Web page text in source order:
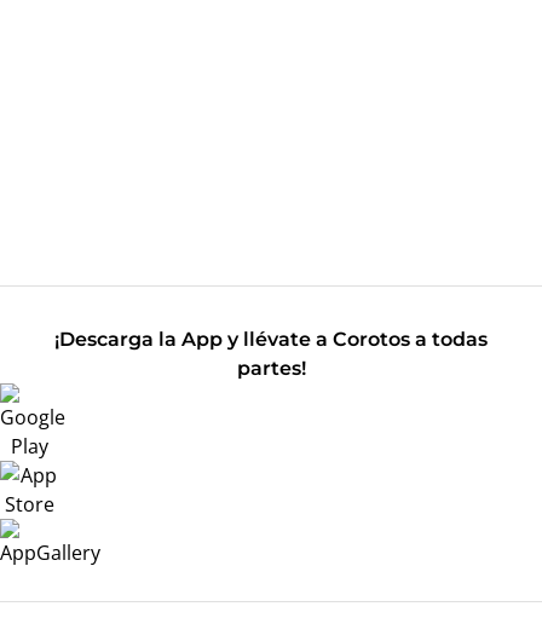
¡Descarga la App y llévate a Corotos a todas
partes!